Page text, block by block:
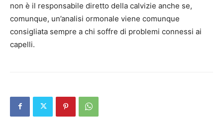
non è il responsabile diretto della calvizie anche se,
comunque, un’analisi ormonale viene comunque
consigliata sempre a chi soffre di problemi connessi ai
capelli.